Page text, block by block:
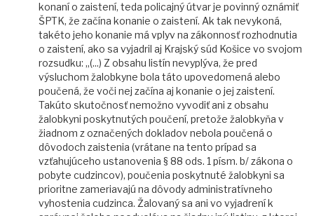
konaní o zaistení, teda policajný útvar je povinný oznámiť
ŠPTK, že začína konanie o zaistení. Ak tak nevykoná,
takéto jeho konanie má vplyv na zákonnosť rozhodnutia
o zaistení, ako sa vyjadril aj Krajský súd Košice vo svojom
rozsudku: „(...) Z obsahu listín nevyplýva, že pred
výsluchom žalobkyne bola táto upovedomená alebo
poučená, že voči nej začína aj konanie o jej zaistení.
Takúto skutočnosť nemožno vyvodiť ani z obsahu
žalobkyni poskytnutých poučení, pretože žalobkyňa v
žiadnom z označených dokladov nebola poučená o
dôvodoch zaistenia (vrátane na tento prípad sa
vzťahujúceho ustanovenia § 88 ods. 1 písm. b/ zákona o
pobyte cudzincov), poučenia poskytnuté žalobkyni sa
prioritne zameriavajú na dôvody administratívneho
vyhostenia cudzinca. Žalovaný sa ani vo vyjadrení k